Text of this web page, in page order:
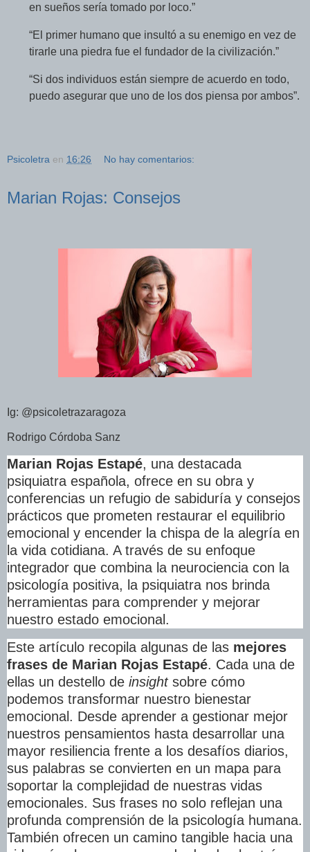
en sueños sería tomado por loco.”
“El primer humano que insultó a su enemigo en vez de
tirarle una piedra fue el fundador de la civilización.”
“Si dos individuos están siempre de acuerdo en todo,
puedo asegurar que uno de los dos piensa por ambos”.
Psicoletra en 16:26 No hay comentarios:
Marian Rojas: Consejos
Ig: @psicoletrazaragoza
Rodrigo Córdoba Sanz
Marian Rojas Estapé, una destacada
psiquiatra española, ofrece en su obra y
conferencias un refugio de sabiduría y consejos
prácticos que prometen restaurar el equilibrio
emocional y encender la chispa de la alegría en
la vida cotidiana. A través de su enfoque
integrador que combina la neurociencia con la
psicología positiva, la psiquiatra nos brinda
herramientas para comprender y mejorar
nuestro estado emocional.
Este artículo recopila algunas de las mejores
frases de Marian Rojas Estapé. Cada una de
ellas un destello de insightsobre cómo
podemos transformar nuestro bienestar
emocional. Desde aprender a gestionar mejor
nuestros pensamientos hasta desarrollar una
mayor resiliencia frente a los desafíos diarios,
sus palabras se convierten en un mapa para
soportar la complejidad de nuestras vidas
emocionales. Sus frases no solo reflejan una
profunda comprensión de la psicología humana.
También ofrecen un camino tangible hacia una